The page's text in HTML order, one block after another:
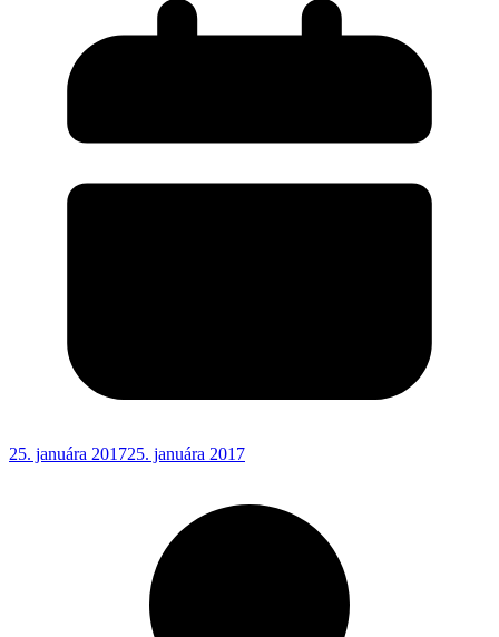
25. januára 201725. januára 2017